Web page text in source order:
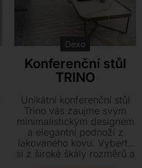
Dexo
Konferenční stůl
TRINO
Unikátní konferenční stůl
Trino vás zaujme svým
minimalistickým designem
a elegantní podnoží z
lakovaného kovu. Vyberte
si z široké škály rozměrů a